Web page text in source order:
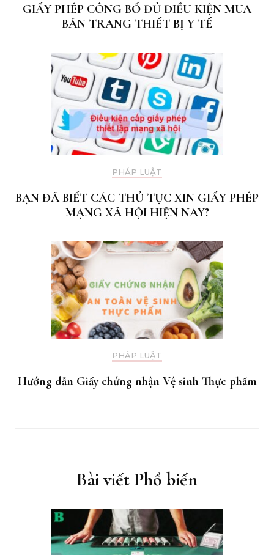
GIẤY PHÉP CÔNG BỐ ĐỦ ĐIỀU KIỆN MUA
BÁN TRANG THIẾT BỊ Y TẾ
PHÁP LUẬT
BẠN ĐÃ BIẾT CÁC THỦ TỤC XIN GIẤY PHÉP
MẠNG XÃ HỘI HIỆN NAY?
PHÁP LUẬT
Hướng dẫn Giấy chứng nhận Vệ sinh Thực phẩm
Bài viết Phổ biến